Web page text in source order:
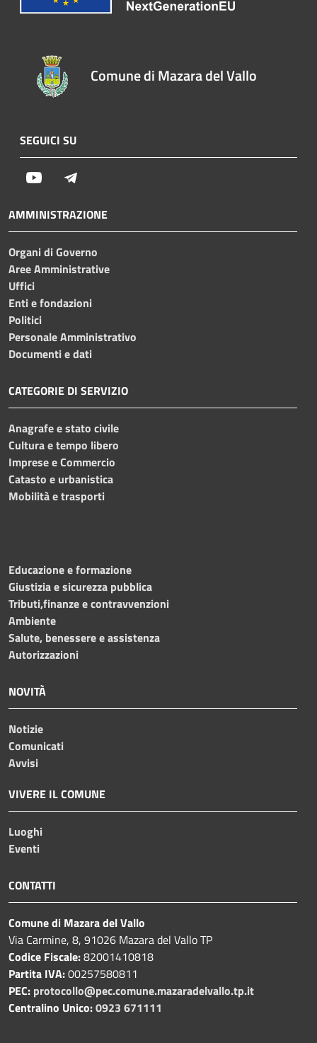
Comune di Mazara del Vallo
SEGUICI SU
Youtube
AMMINISTRAZIONE
Organi di Governo
Aree Amministrative
Uffici
Enti e fondazioni
Politici
Personale Amministrativo
Documenti e dati
CATEGORIE DI SERVIZIO
Anagrafe e stato civile
Cultura e tempo libero
Imprese e Commercio
Catasto e urbanistica
Mobilità e trasporti
Educazione e formazione
Giustizia e sicurezza pubblica
Tributi,finanze e contravvenzioni
Ambiente
Salute, benessere e assistenza
Autorizzazioni
NOVITÀ
Notizie
Comunicati
Avvisi
VIVERE IL COMUNE
Luoghi
Eventi
CONTATTI
Comune di Mazara del Vallo
Via Carmine, 8, 91026 Mazara del Vallo TP
Codice Fiscale:82001410818
Partita IVA:00257580811
PEC: protocollo@pec.comune.mazaradelvallo.tp.it
Centralino Unico:0923 671111